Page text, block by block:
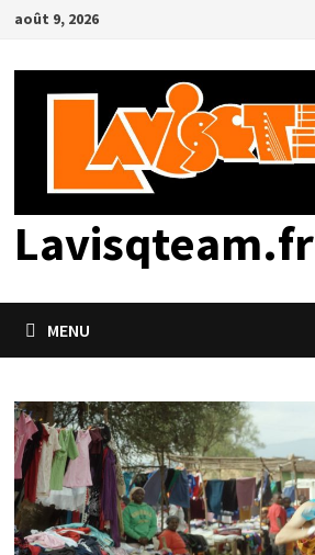
Passer
contenu
août 9, 2026
Lavisqteam.fr
MENU